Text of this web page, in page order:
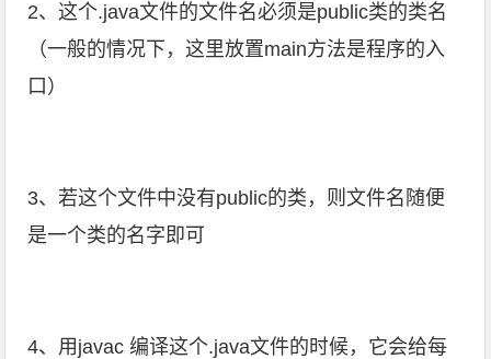
2、这个.java文件的文件名必须是public类的类名
（一般的情况下，这里放置main方法是程序的入
口）
3、若这个文件中没有public的类，则文件名随便
是一个类的名字即可
4、用javac 编译这个.java文件的时候，它会给每